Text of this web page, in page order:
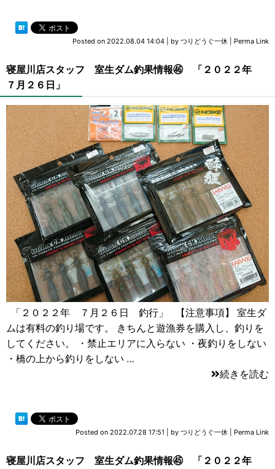
Posted on 2022.08.04 14:04 by つりどうぐ一休 Perma Link
寝屋川店スタッフ 室生ダム釣果情報㊻ 「２０２２年
７月２６日」
「２０２２年 ７月２６日 釣行」 【注意事項】 室生ダ
ムは有料の釣り場です。 きちんと遊漁券を購入し、釣りを
してください。 ・禁止エリアに入らない ・夜釣りをしない
・橋の上から釣りをしない …
続きを読む
Posted on 2022.07.28 17:51 by つりどうぐ一休 Perma Link
寝屋川店スタッフ 室生ダム釣果情報㊺ 「２０２２年